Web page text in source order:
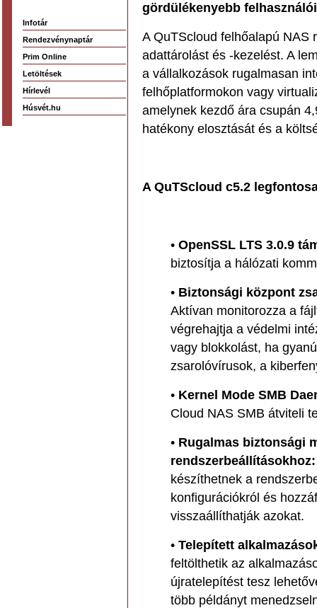
Infotár
Rendezvénynaptár
Prim Online
Letöltések
Hírlevél
Húsvét.hu
gördülékenyebb
A QuTScloud felhőalapú NAS
adattárolást és -kezelést. A
a vállalkozások rugalmasan
felhőplatformokon vagy
amelynek kezdő ára csupán
hatékony elosztását és a
A QuTScloud c5.2
• OpenSSL LTS 3.0.9
biztosítja a hálózati
• Biztonsági központ
Aktívan monitorozza a
végrehajtja a védelmi
vagy blokkolást, ha
zsarolóvírusok, a
• Kernel Mode SMB
Cloud NAS SMB átviteli
• Rugalmas biztonsági
rendszerbeállításokhoz:
készíthetnek a
konfigurációkról és
visszaállíthatják azokat.
• Telepített
feltölthetik az
újratelepítést tesz
több példányt